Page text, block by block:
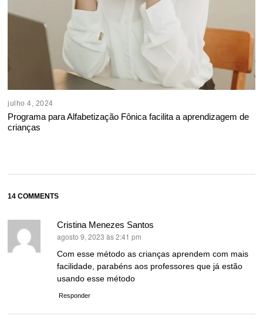
julho 4, 2024
Programa para Alfabetização Fônica facilita a aprendizagem de
crianças
14 COMMENTS
Cristina Menezes Santos
disse:
agosto 9, 2023 às 2:41 pm
Com esse método as crianças aprendem com mais
facilidade, parabéns aos professores que já estão
usando esse método
Responder